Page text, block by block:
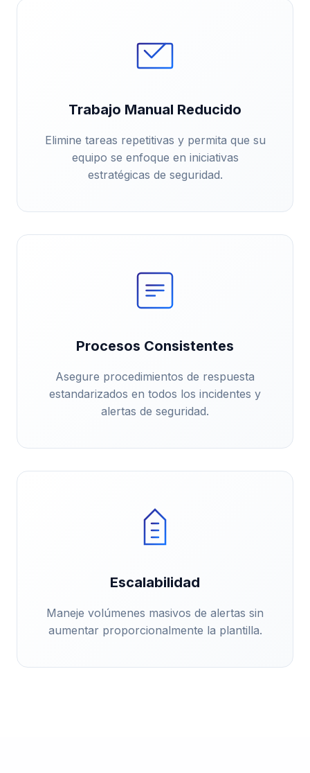
Trabajo Manual Reducido
Elimine tareas repetitivas y permita que su
equipo se enfoque en iniciativas
estratégicas de seguridad.
Procesos Consistentes
Asegure procedimientos de respuesta
estandarizados en todos los incidentes y
alertas de seguridad.
Escalabilidad
Maneje volúmenes masivos de alertas sin
aumentar proporcionalmente la plantilla.